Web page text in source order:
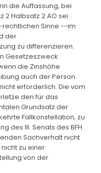
die Auffassung, bei
2 Halbsatz 2 AO sei
Sinne --im
der
zu differenzieren.
Gesetzeszweck
die Zinshöhe
auch der Person
erforderlich. Die vom
den für das
Grundsatz der
Fallkonstellation, zu
des III. Senats des BFH
Sachverhalt nicht
zu einer
von der